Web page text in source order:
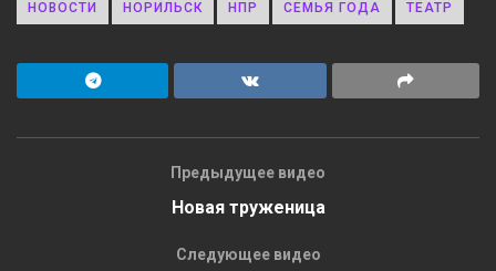
НОВОСТИ НОРИЛЬСК НПР СЕМЬЯ ГОДА ТЕАТР
Предыдущее видео
Новая труженица
Следующее видео